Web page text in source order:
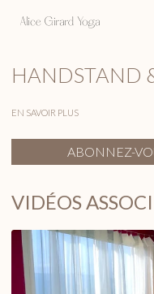
HANDSTAND
EN SAVOIR PLUS
ABONNEZ-
VIDÉOS